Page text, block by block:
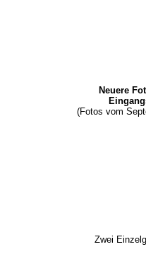
Neuere
(Fotos vom
Zwei